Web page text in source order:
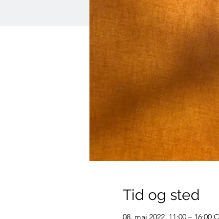
Tid og sted
08. mai 2022, 11:00 – 16:00